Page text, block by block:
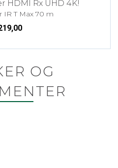
HDMI Rx UHD 4K!
IR T Max 70 m
OG